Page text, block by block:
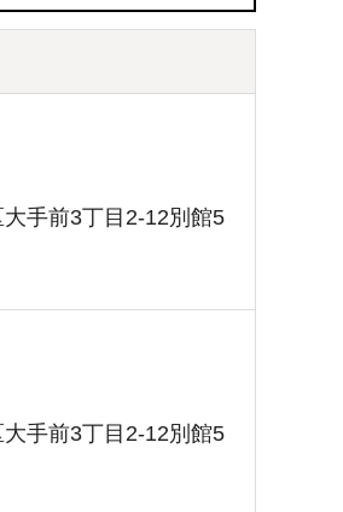
手前3丁目2-12別館5
手前3丁目2-12別館5